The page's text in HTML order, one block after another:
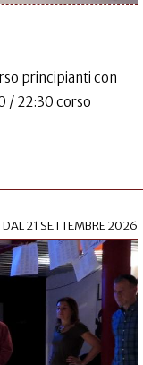
principianti con
/ 22:30 corso
DAL21 SETTEMBRE 2026